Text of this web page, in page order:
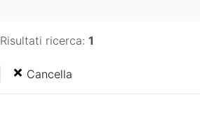
Risultati ricerca: 1
Cancella